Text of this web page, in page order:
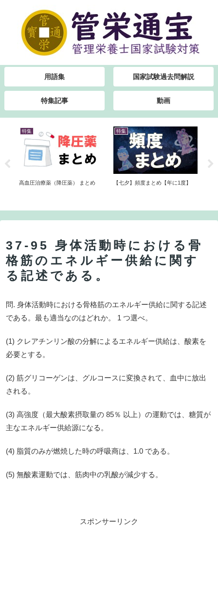
用語集 国家試験過去問解説
特集記事 動画
特集
高血圧治療薬（降圧薬） まとめ
特集
【七夕】頻度まとめ【年に1度】
37-95 身体活動時における骨
格筋のエネルギー供給に関す
る記述である。
問. 身体活動時における骨格筋のエネルギー供給に関する記述
である。最も適当なのはどれか。 1 つ選べ。
(1) クレアチンリン酸の分解によるエネルギー供給は、酸素を
必要とする。
(2) 筋グリコーゲンは、グルコースに変換されて、血中に放出
される。
(3) 高強度（最大酸素摂取量の 85％ 以上）の運動では、糖質が
主なエネルギー供給源になる。
(4) 脂質のみが燃焼した時の呼吸商は、1.0 である。
(5) 無酸素運動では、筋肉中の乳酸が減少する。
スポンサーリンク